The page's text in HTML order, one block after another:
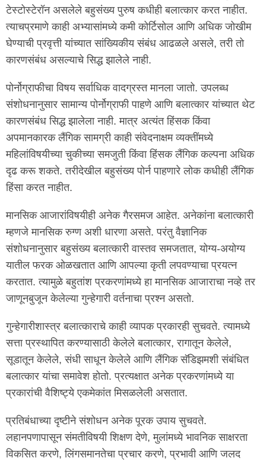
टेस्टोस्टेरॉन असलेले बहुसंख्य पुरुष कधीही बलात्कार करत नाहीत.
त्याचप्रमाणे काही अभ्यासांमध्ये कमी कोर्टिसोल आणि अधिक जोखीम
घेण्याची प्रवृत्ती यांच्यात सांख्यिकीय संबंध आढळले असले, तरी तो
कारणसंबंध असल्याचे सिद्ध झालेले नाही.
पोर्नोग्राफीचा विषय सर्वाधिक वादग्रस्त मानला जातो. उपलब्ध
संशोधनानुसार सामान्य पोर्नोग्राफी पाहणे आणि बलात्कार यांच्यात थेट
कारणसंबंध सिद्ध झालेला नाही. मात्र अत्यंत हिंसक किंवा
अपमानकारक लैंगिक सामग्री काही संवेदनाक्षम व्यक्तींमध्ये
महिलांविषयीच्या चुकीच्या समजुती किंवा हिंसक लैंगिक कल्पना अधिक
दृढ करू शकते. तरीदेखील बहुसंख्य पोर्न पाहणारे लोक कधीही लैंगिक
हिंसा करत नाहीत.
मानसिक आजारांविषयीही अनेक गैरसमज आहेत. अनेकांना बलात्कारी
म्हणजे मानसिक रुग्ण अशी धारणा असते. परंतु वैज्ञानिक
संशोधनानुसार बहुसंख्य बलात्कारी वास्तव समजतात, योग्य-अयोग्य
यातील फरक ओळखतात आणि आपल्या कृती लपवण्याचा प्रयत्न
करतात. त्यामुळे बहुतांश प्रकरणांमध्ये हा मानसिक आजाराचा नव्हे तर
जाणूनबुजून केलेल्या गुन्हेगारी वर्तनाचा प्रश्न असतो.
गुन्हेगारीशास्त्र बलात्काराचे काही व्यापक प्रकारही सुचवते. त्यामध्ये
सत्ता प्रस्थापित करण्यासाठी केलेले बलात्कार, रागातून केलेले,
सूडातून केलेले, संधी साधून केलेले आणि लैंगिक सॅडिझमशी संबंधित
बलात्कार यांचा समावेश होतो. प्रत्यक्षात अनेक प्रकरणांमध्ये या
प्रकारांची वैशिष्ट्ये एकमेकांत मिसळलेली असतात.
प्रतिबंधाच्या दृष्टीने संशोधन अनेक पूरक उपाय सुचवते.
लहानपणापासून संमतीविषयी शिक्षण देणे, मुलांमध्ये भावनिक साक्षरता
विकसित करणे, लिंगसमानतेचा प्रचार करणे, प्रभावी आणि जलद